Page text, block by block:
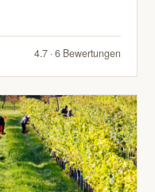
4.7 · 6 Bewertungen